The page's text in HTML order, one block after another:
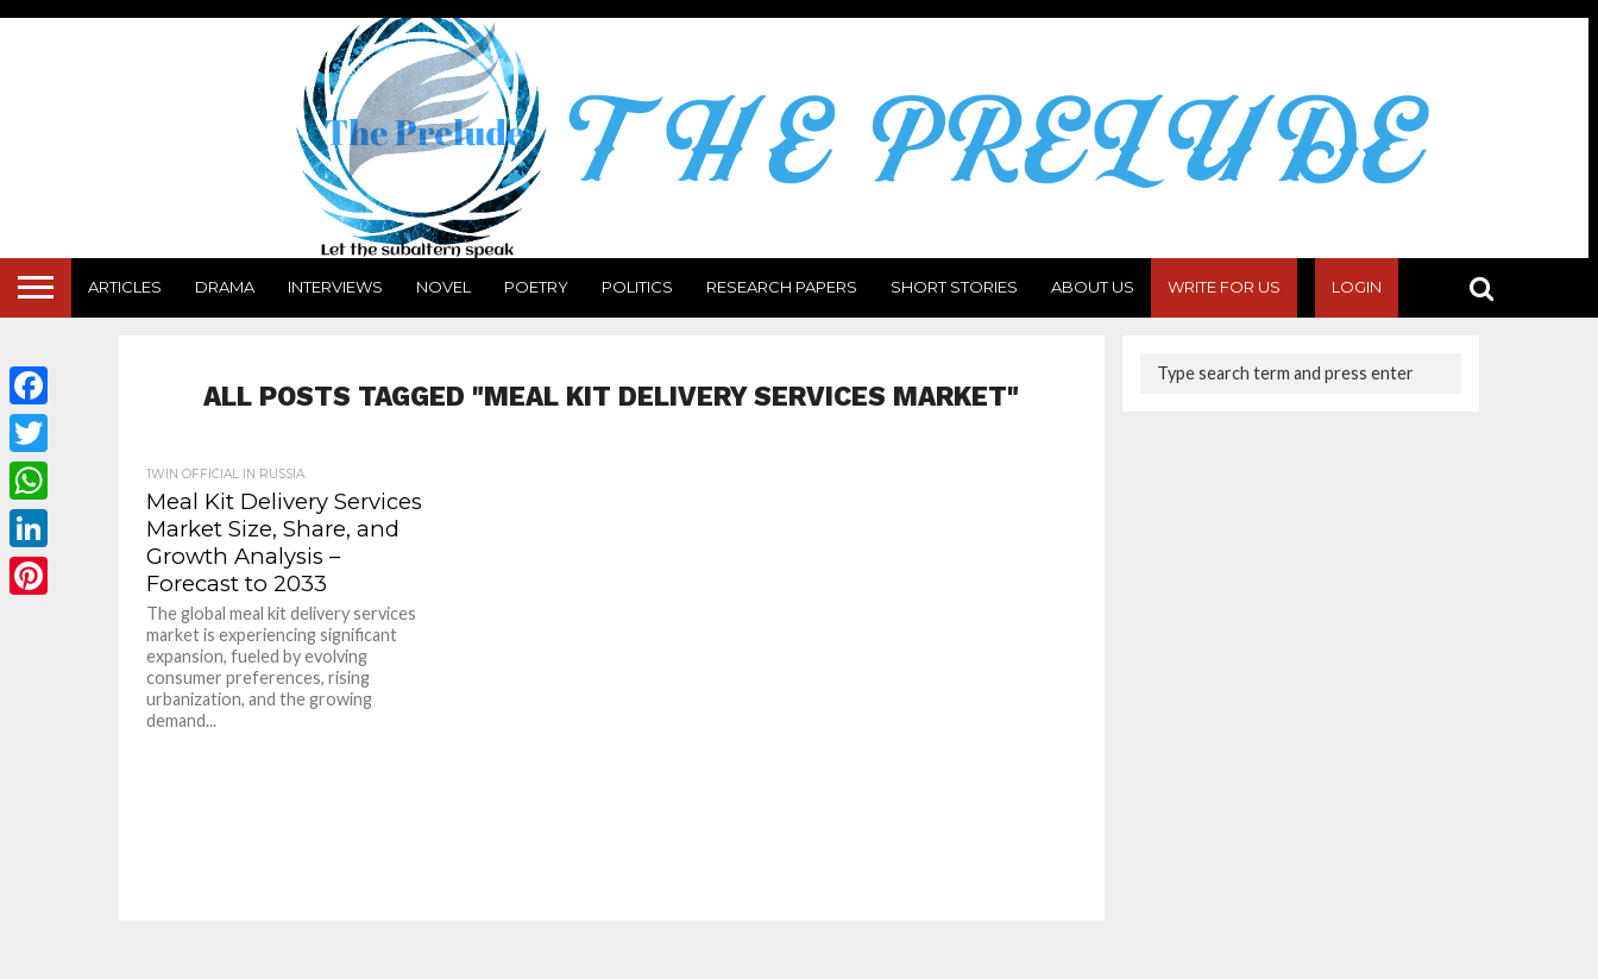
ARTICLES DRAMA INTERVIEWS NOVEL POETRY POLITICS RESEARCH PAPERS SHORT STORIES ABOUT US WRITE FOR US LOGIN
ALL POSTS TAGGED "MEAL KIT DELIVERY SERVICES MARKET"
1WIN OFFICIAL IN RUSSIA
Meal Kit Delivery Services
Market Size, Share, and
Growth Analysis –
Forecast to 2033
The global meal kit delivery services
market is experiencing significant
expansion, fueled by evolving
consumer preferences, rising
urbanization, and the growing
demand...
Facebook
Twitter
WhatsApp
LinkedIn